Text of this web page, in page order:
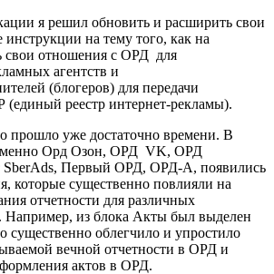
я решил обновить и расширить свои
на тему того, как на
свои отношения с ОРД для
агентств и
(блогеров) для передачи
реестр интернет-рекламы).
прошло уже достаточно времени. В
Орд Озон, ОРД VK, ОРД
SberAds, Первый ОРД, ОРД-А, появились
которые существенно повлияли на
отчетности для различных
Например, из блока Акты был выделен
существенно облегчило и упростило
вечной отчетности в ОРД и
актов в ОРД.